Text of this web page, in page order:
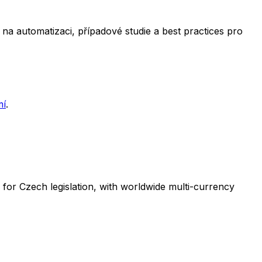
automatizaci, případové studie a best practices pro
.
Czech legislation, with worldwide multi-currency